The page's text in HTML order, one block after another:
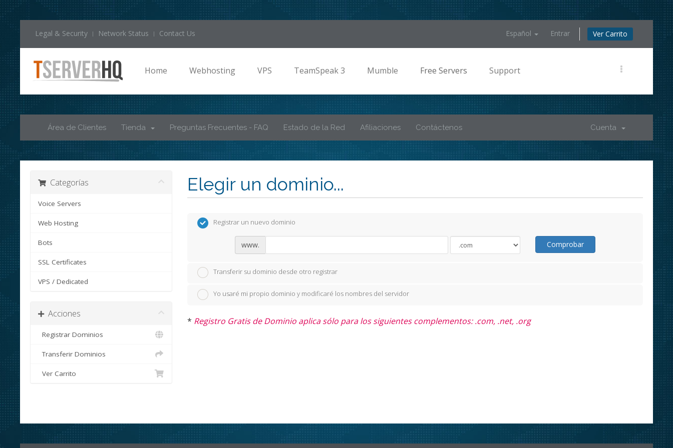
Legal & Security Network Status Contact Us Español Entrar Ver Carrito
Home Webhosting VPS TeamSpeak 3 Mumble Free Servers Support
Área de Clientes Tienda Preguntas Frecuentes - FAQ Estado de la Red Afiliaciones Contáctenos Cuenta
Elegir un dominio...
Categorías
Voice Servers
Web Hosting
Bots
SSL Certificates
VPS / Dedicated
Acciones
Registrar Dominios
Transferir Dominios
Ver Carrito
Registrar un nuevo dominio
www. Comprobar
Transferir su dominio desde otro registrar
Yo usaré mi propio dominio y modificaré los nombres del servidor
* Registro Gratis de Dominio aplica sólo para los siguientes complementos: .com, .net, .org